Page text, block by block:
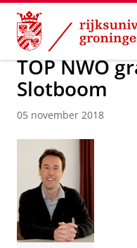
Skip
Content
Skip
Navigation
Over ons Actueel
TOP NWO
Slotboom
05 november 2018